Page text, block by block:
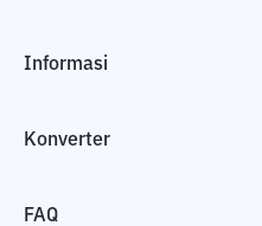
Informasi
Konverter
FAQ